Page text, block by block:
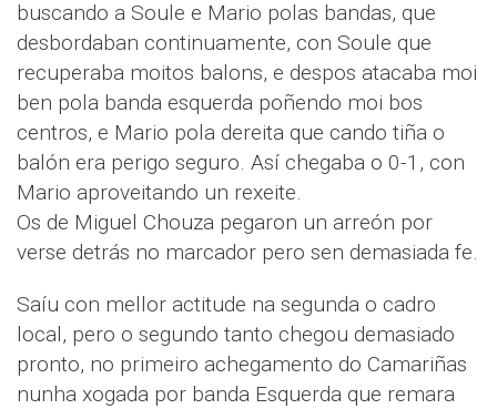
buscando a Soule e Mario polas bandas, que
desbordaban continuamente, con Soule que
recuperaba moitos balons, e despos atacaba moi
ben pola banda esquerda poñendo moi bos
centros, e Mario pola dereita que cando tiña o
balón era perigo seguro. Así chegaba o 0-1, con
Mario aproveitando un rexeite.
Os de Miguel Chouza pegaron un arreón por
verse detrás no marcador pero sen demasiada fe.
Saíu con mellor actitude na segunda o cadro
local, pero o segundo tanto chegou demasiado
pronto, no primeiro achegamento do Camariñas
nunha xogada por banda Esquerda que remara